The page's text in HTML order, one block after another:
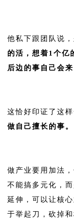
他私下跟团队说，
的活，想着1个亿
后边的事自己会来
这恰好印证了这样
做自己擅长的事。
做产业要用加法
不能搞多元化，
延伸，可以让核
于举起刀，砍掉